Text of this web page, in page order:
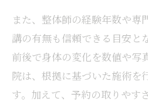
また、整体師の経験年数や専
講の有無も信頼できる目安と
前後で身体の変化を数値や写
院は、根拠に基づいた施術を
す。加えて、予約の取りやす